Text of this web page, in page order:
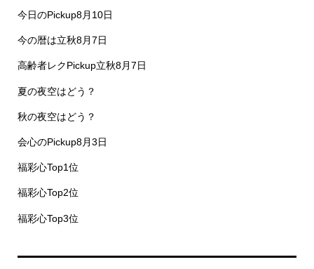
今日のPickup8月10日
今の暦は立秋8月7日
高齢者レクPickup立秋8月7日
夏の夜空はどう？
秋の夜空はどう？
会心のPickup8月3日
福彩心Top1位
福彩心Top2位
福彩心Top3位